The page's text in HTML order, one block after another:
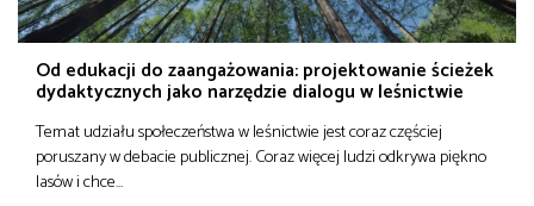
Od edukacji do zaangażowania: projektowanie ścieżek
dydaktycznych jako narzędzie dialogu w leśnictwie
Temat udziału społeczeństwa w leśnictwie jest coraz częściej
poruszany w debacie publicznej. Coraz więcej ludzi odkrywa piękno
lasów i chce…